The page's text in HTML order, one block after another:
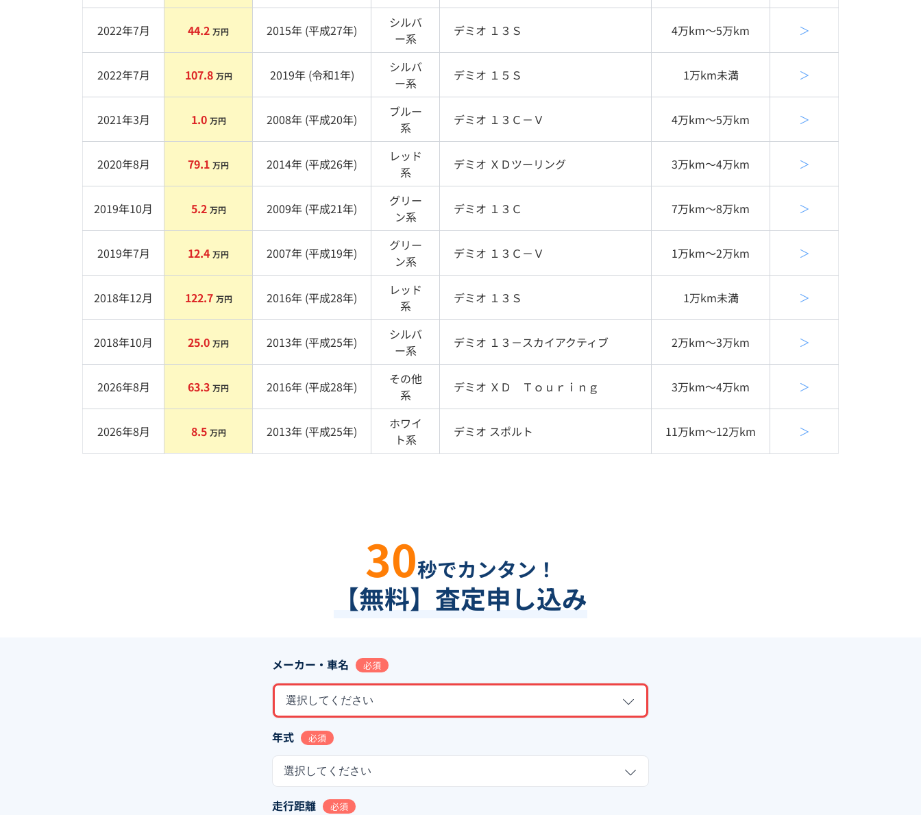
2022年7月 44.2 万円 2015年 (平成27年)
シルバ
ー系 デミオ １３Ｓ 4万km〜5万km ＞
2022年7月 107.8 万円 2019年 (令和1年)
シルバ
ー系 デミオ １５Ｓ 1万km未満 ＞
2021年3月 1.0 万円 2008年 (平成20年)
ブルー
系
デミオ １３Ｃ－Ｖ 4万km〜5万km ＞
2020年8月 79.1 万円 2014年 (平成26年)
レッド
系
デミオ ＸＤツーリング 3万km〜4万km ＞
2019年10月 5.2 万円 2009年 (平成21年)
グリー
ン系 デミオ １３Ｃ 7万km〜8万km ＞
2019年7月 12.4 万円 2007年 (平成19年)
グリー
ン系 デミオ １３Ｃ－Ｖ 1万km〜2万km ＞
2018年12月 122.7 万円 2016年 (平成28年)
レッド
系
デミオ １３Ｓ 1万km未満 ＞
2018年10月 25.0 万円 2013年 (平成25年)
シルバ
ー系 デミオ １３－スカイアクティブ 2万km〜3万km ＞
2026年8月 63.3 万円 2016年 (平成28年)
その他
系
デミオ ＸＤ Ｔｏｕｒｉｎｇ 3万km〜4万km ＞
2026年8月 8.5 万円 2013年 (平成25年)
ホワイ
ト系 デミオ スポルト 11万km〜12万km ＞
30秒でカンタン！
【無料】査定申し込み
メーカー・車名 必須
選択してください
年式 必須
選択してください
走行距離 必須